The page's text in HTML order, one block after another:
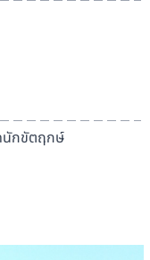
นักขัตฤกษ์